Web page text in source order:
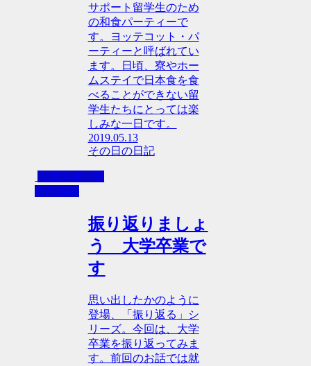
サポート留学生のため
の和食パーティーで
す。ヨッテコット・パ
ーティーと呼ばれてい
ます。日頃、寮やホー
ムステイで日本食を食
べることができない留
学生たちにとっては楽
しみな一日です。
2019.05.13
その日の日記
人生を振り返
る忘備録
振り返りましょ
う 大学卒業で
す
思い出したかのように
登場、「振り返る」シ
リーズ。今回は、大学
卒業を振り返ってみま
す。前回のお話では就